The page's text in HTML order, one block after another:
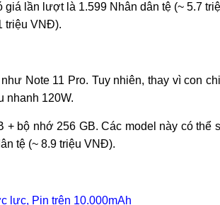
giá lần lượt là 1.599 Nhân dân tệ (~ 5.7
triệu VNĐ).
Note 11 Pro. Tuy nhiên, thay vì con
nhanh 120W.
+ bộ nhớ 256 GB. Các model này có thể
tệ (~ 8.9 triệu VNĐ).
lực, Pin trên 10.000mAh